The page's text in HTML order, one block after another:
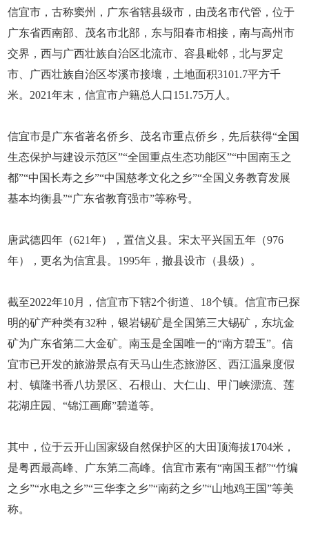
信宜市，古称窦州，广东省辖县级市，由茂名市代管，位于
广东省西南部、茂名市北部，东与阳春市相接，南与高州市
交界，西与广西壮族自治区北流市、容县毗邻，北与罗定
市、广西壮族自治区岑溪市接壤，土地面积3101.7平方千
米。2021年末，信宜市户籍总人口151.75万人。
信宜市是广东省著名侨乡、茂名市重点侨乡，先后获得“全国
生态保护与建设示范区”“全国重点生态功能区”“中国南玉之
都”“中国长寿之乡”“中国慈孝文化之乡”“全国义务教育发展
基本均衡县”“广东省教育强市”等称号。
唐武德四年（621年），置信义县。宋太平兴国五年（976
年），更名为信宜县。1995年，撤县设市（县级）。
截至2022年10月，信宜市下辖2个街道、18个镇。信宜市已探
明的矿产种类有32种，银岩锡矿是全国第三大锡矿，东坑金
矿为广东省第二大金矿。南玉是全国唯一的“南方碧玉”。信
宜市已开发的旅游景点有天马山生态旅游区、西江温泉度假
村、镇隆书香八坊景区、石根山、大仁山、甲门峡漂流、莲
花湖庄园、“锦江画廊”碧道等。
其中，位于云开山国家级自然保护区的大田顶海拔1704米，
是粤西最高峰、广东第二高峰。信宜市素有“南国玉都”“竹编
之乡”“水电之乡”“三华李之乡”“南药之乡”“山地鸡王国”等美
称。